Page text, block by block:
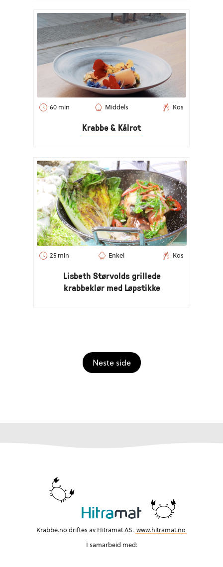
60 min Middels Kos
Krabbe & Kålrot
25 min Enkel Kos
Lisbeth Størvolds grillede
krabbeklør med Løpstikke
Neste side
Krabbe.no driftes av Hitramat AS. www.hitramat.no
I samarbeid med: